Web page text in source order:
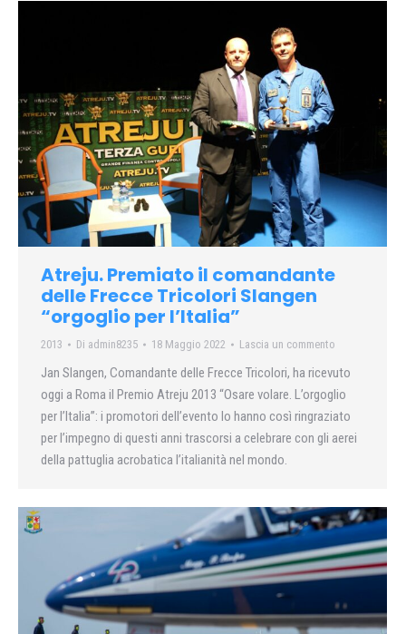
Atreju. Premiato il comandante
delle Frecce Tricolori Slangen
“orgoglio per l’Italia”
2013 Di admin8235 18 Maggio 2022 Lascia un commento
Jan Slangen, Comandante delle Frecce Tricolori, ha ricevuto
oggi a Roma il Premio Atreju 2013 “Osare volare. L’orgoglio
per l’Italia”: i promotori dell’evento lo hanno così ringraziato
per l’impegno di questi anni trascorsi a celebrare con gli aerei
della pattuglia acrobatica l’italianità nel mondo.